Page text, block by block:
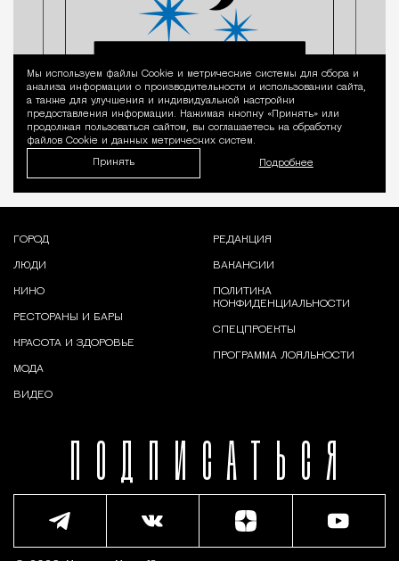
Уведомление
Мы используем файлы Сookie и метрические системы для сбора и
анализа информации о производительности и использовании сайта,
а также для улучшения и индивидуальной настройки
предоставления информации. Нажимая кнопку «Принять» или
продолжая пользоваться сайтом, вы соглашаетесь на обработку
файлов Cookie и данных метрических систем.
Принять Подробнее
ПОДПИСАТЬСЯ
ГОРОД
ЛЮДИ
КИНО
РЕСТОРАНЫ И БАРЫ
КРАСОТА И ЗДОРОВЬЕ
МОДА
ВИДЕО
РЕДАКЦИЯ
ВАКАНСИИ
ПОЛИТИКА
КОНФИДЕНЦИАЛЬНОСТИ
СПЕЦПРОЕКТЫ
ПРОГРАММА ЛОЯЛЬНОСТИ